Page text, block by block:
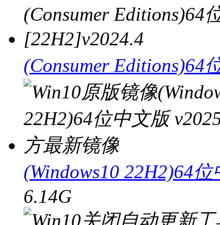
(Consumer Editions)64
(Windows10 22H2)64
6.14G